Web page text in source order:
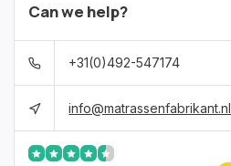
Can we help?
+31(0)492-547174
info@matrassenfabrikant.nl